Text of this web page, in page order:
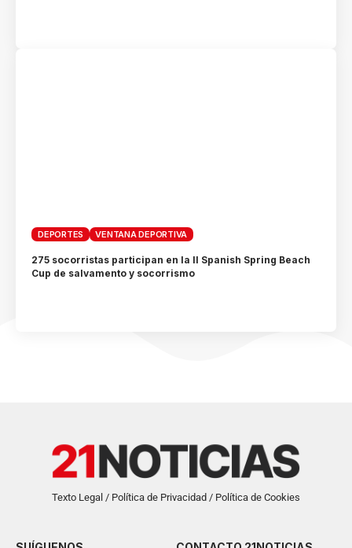
DEPORTES VENTANA DEPORTIVA
275 socorristas participan en la II Spanish Spring Beach
Cup de salvamento y socorrismo
Texto Legal / Política de Privacidad / Política de Cookies